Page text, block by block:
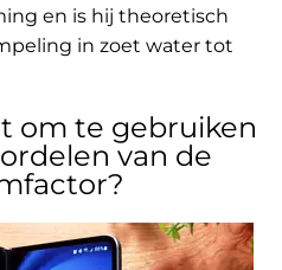
en is hij theoretisch
in zoet water tot
om te gebruiken
van de